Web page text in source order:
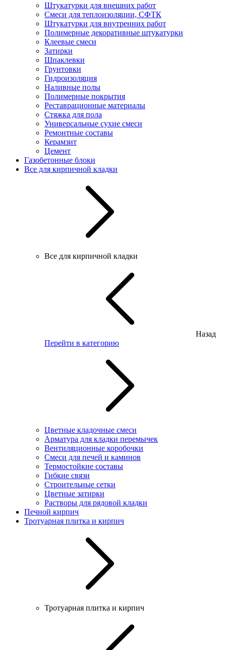
Штукатурки для внешних работ
Смеси для теплоизоляции, СФТК
Штукатурки для внутренних работ
Полимерные декоративные штукатурки
Клеевые смеси
Затирки
Шпаклевки
Грунтовки
Гидроизоляция
Наливные полы
Полимерные покрытия
Реставрационные материалы
Стяжка для пола
Универсальные сухие смеси
Ремонтные составы
Керамзит
Цемент
Газобетонные блоки
Все для кирпичной кладки
Все для кирпичной кладки
Назад
Перейти в категорию
Цветные кладочные смеси
Арматура для кладки перемычек
Вентиляционные коробочки
Смеси для печей и каминов
Термостойкие составы
Гибкие связи
Строительные сетки
Цветные затирки
Растворы для рядовой кладки
Печной кирпич
Тротуарная плитка и кирпич
Тротуарная плитка и кирпич